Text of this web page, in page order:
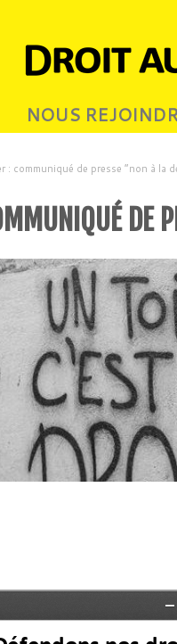
NOUS
: communiqué de presse “non à la
DE